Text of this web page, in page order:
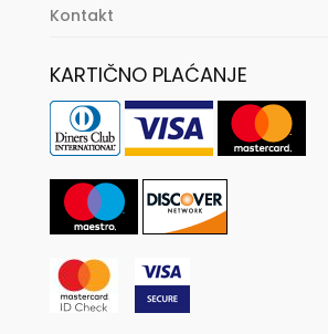
Kontakt
KARTIČNO PLAĆANJE